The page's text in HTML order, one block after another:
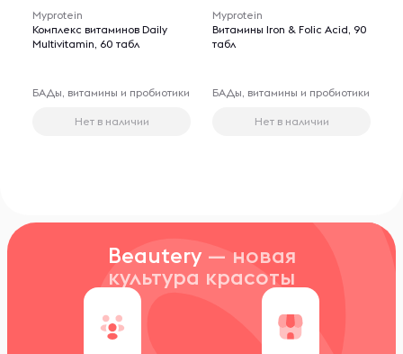
Myprotein
Комплекс витаминов Daily
Multivitamin, 60 табл
БАДы, витамины и пробиотики
Нет в наличии
Myprotein
Витамины Iron & Folic Acid, 90
табл
БАДы, витамины и пробиотики
Нет в наличии
Beautery — новая
культура красоты